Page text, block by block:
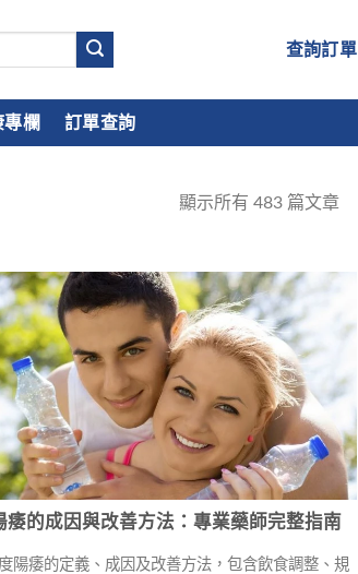
查詢訂單
專欄 訂單查詢
顯示所有 483 篇文章
痿的成因與改善方法：專業藥師完整指南
度陽痿的定義、成因及改善方法，包含飲食調整、規